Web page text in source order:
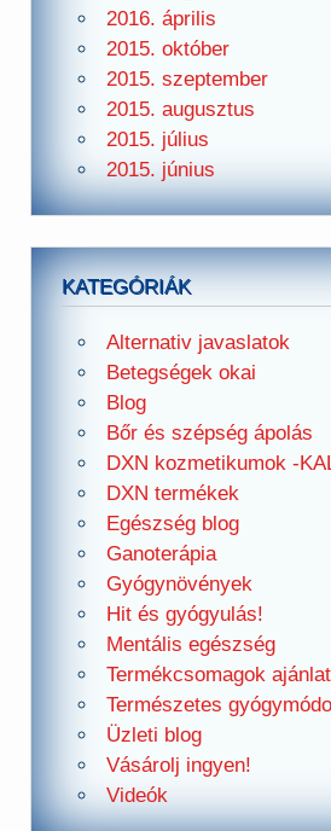
2016. április
2015. október
2015. szeptember
2015. augusztus
2015. július
2015. június
KATEGÓRIÁK
Alternativ javaslatok
Betegségek okai
Blog
Bőr és szépség ápolás
DXN kozmetikumok -
DXN termékek
Egészség blog
Ganoterápia
Gyógynövények
Hit és gyógyulás!
Mentális egészség
Termékcsomagok
Természetes
Üzleti blog
Vásárolj ingyen!
Videók